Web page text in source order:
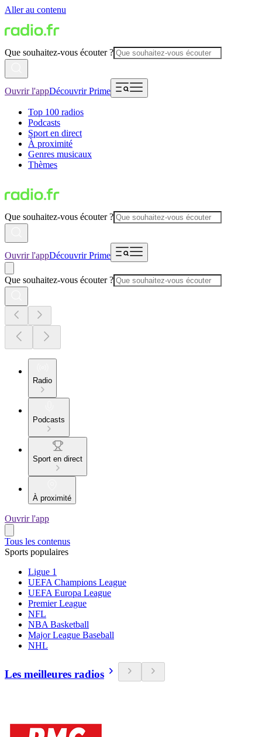
Aller au contenu
Que souhaitez-vous écouter ?
Ouvrir l'appDécouvrir Prime
Top 100 radios
Podcasts
Sport en direct
À proximité
Genres musicaux
Thèmes
Que souhaitez-vous écouter ?
Ouvrir l'appDécouvrir Prime
Que souhaitez-vous écouter ?
Radio
Podcasts
Sport en direct
À proximité
Ouvrir l'app
Tous les contenus
Sports populaires
Ligue 1
UEFA Champions League
UEFA Europa League
Premier League
NFL
NBA Basketball
Major League Baseball
NHL
Les meilleures radios